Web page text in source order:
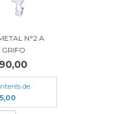
N°2 A
de